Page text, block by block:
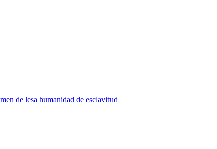
de lesa humanidad de esclavitud